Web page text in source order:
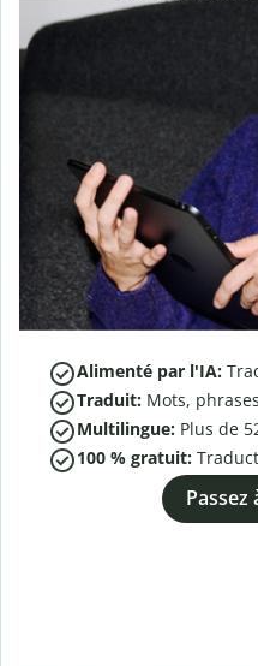
Alimenté par l'IA:
Traduit: Mots,
Multilingue: Plus de
100 % gratuit:
Passez